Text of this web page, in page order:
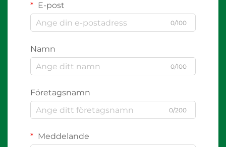
E-post
0/100
Namn
0/100
Företagsnamn
0/200
Meddelande